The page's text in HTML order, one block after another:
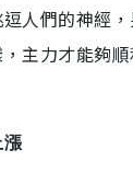
人們的神經
主力才能夠
漲